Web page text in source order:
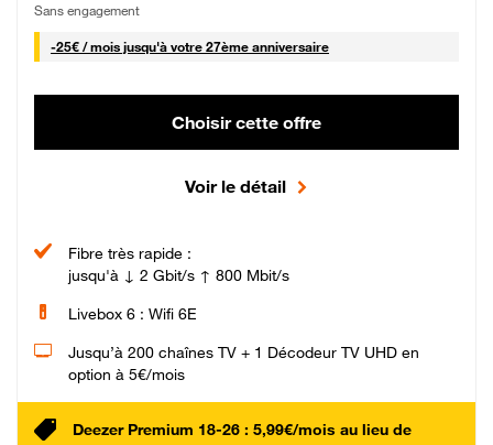
Sans engagement
-25€ / mois25 € par mois
jusqu'à votre 27ème anniversaire
Choisir cette offre
Voir le détail
Fibre très rapide :
jusqu'à ↓ 2 Gbit/s ↑ 800 Mbit/s
Livebox 6 : Wifi 6E
Jusqu’à 200 chaînes TV + 1 Décodeur TV UHD en
option à 5€/mois
Deezer Premium 18-26 : 5,99€/mois au lieu de